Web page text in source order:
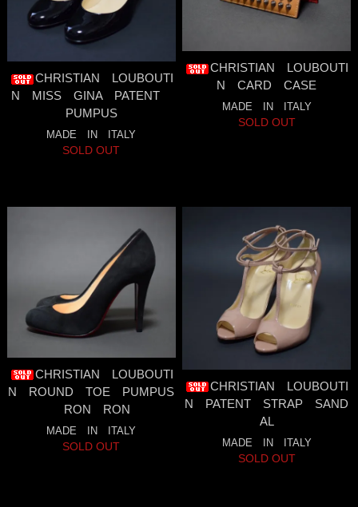
CHRISTIAN LOUBOUTI
N MISS GINA PATENT
PUMPUS
MADE IN ITALY
SOLD OUT
CHRISTIAN LOUBOUTI
N CARD CASE
MADE IN ITALY
SOLD OUT
CHRISTIAN LOUBOUTI
N ROUND TOE PUMPUS
RON RON
MADE IN ITALY
SOLD OUT
CHRISTIAN LOUBOUTI
N PATENT STRAP SAND
AL
MADE IN ITALY
SOLD OUT